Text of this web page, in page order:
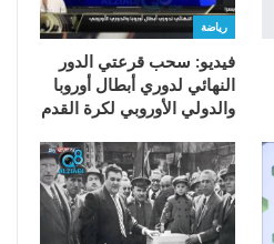
رياضة
فيديو: سحب قرعتي الدور
النهائي لدوري أبطال أوروبا
والدولي الأوروبي لكرة القدم